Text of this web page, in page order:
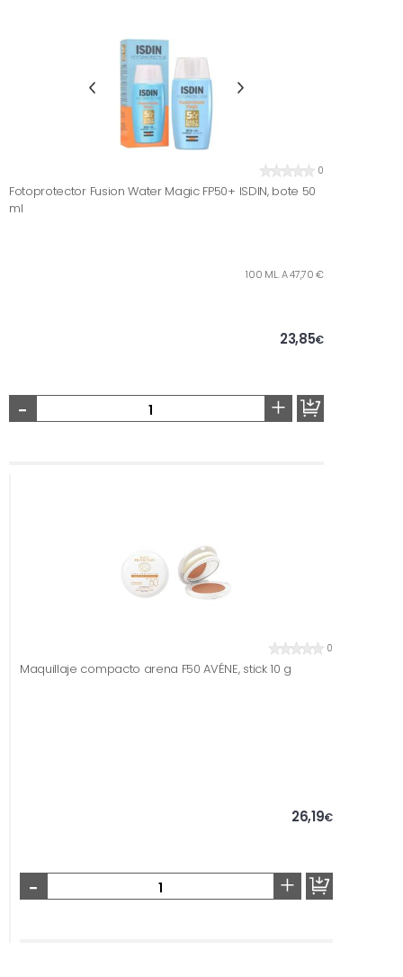
0
Fotoprotector Fusion Water Magic FP50+ ISDIN, bote 50
ml
100 ML. A 47,70 €
23,85€
- +
0
Maquillaje compacto arena F50 AVÉNE, stick 10 g
26,19€
- +